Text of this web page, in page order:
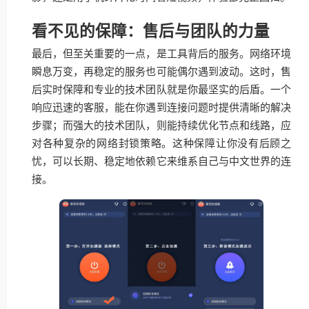
看不见的保障：售后与团队的力量
最后，但至关重要的一点，是工具背后的服务。网络环境
瞬息万变，再稳定的服务也可能偶尔遇到波动。这时，售
后实时保障和专业的技术团队就是你最坚实的后盾。一个
响应迅速的客服，能在你遇到连接问题时提供清晰的解决
步骤；而强大的技术团队，则能持续优化节点和线路，应
对各种复杂的网络封锁策略。这种保障让你没有后顾之
忧，可以长期、稳定地依赖它来维系自己与中文世界的连
接。